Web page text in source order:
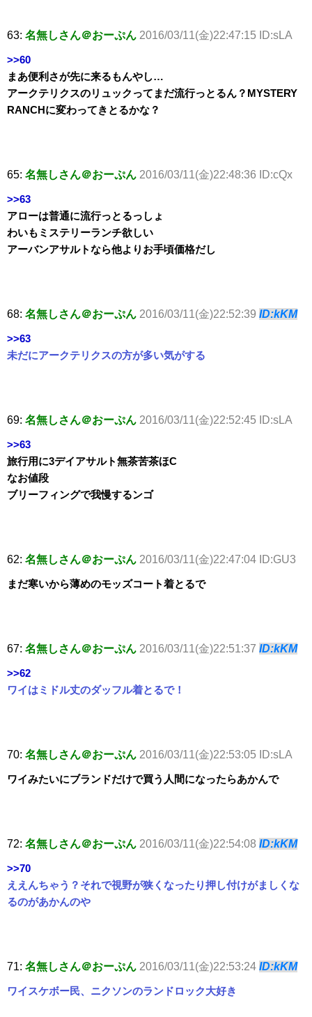
63: 名無しさん＠おーぷん 2016/03/11(金)22:47:15 ID:sLA
>>60
まあ便利さが先に来るもんやし…
アークテリクスのリュックってまだ流行っとるん？MYSTERY
RANCHに変わってきとるかな？
65: 名無しさん＠おーぷん 2016/03/11(金)22:48:36 ID:cQx
>>63
アローは普通に流行っとるっしょ
わいもミステリーランチ欲しい
アーバンアサルトなら他よりお手頃価格だし
68: 名無しさん＠おーぷん 2016/03/11(金)22:52:39 ID:kKM
>>63
未だにアークテリクスの方が多い気がする
69: 名無しさん＠おーぷん 2016/03/11(金)22:52:45 ID:sLA
>>63
旅行用に3デイアサルト無茶苦茶ほC
なお値段
ブリーフィングで我慢するンゴ
62: 名無しさん＠おーぷん 2016/03/11(金)22:47:04 ID:GU3
まだ寒いから薄めのモッズコート着とるで
67: 名無しさん＠おーぷん 2016/03/11(金)22:51:37 ID:kKM
>>62
ワイはミドル丈のダッフル着とるで！
70: 名無しさん＠おーぷん 2016/03/11(金)22:53:05 ID:sLA
ワイみたいにブランドだけで買う人間になったらあかんで
72: 名無しさん＠おーぷん 2016/03/11(金)22:54:08 ID:kKM
>>70
ええんちゃう？それで視野が狭くなったり押し付けがましくな
るのがあかんのや
71: 名無しさん＠おーぷん 2016/03/11(金)22:53:24 ID:kKM
ワイスケボー民、ニクソンのランドロック大好き